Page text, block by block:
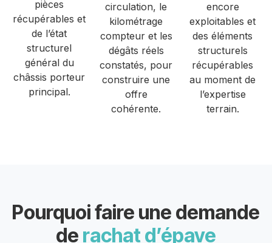
pièces
récupérables et
de l’état
structurel
général du
châssis porteur
principal.
circulation, le
kilométrage
compteur et les
dégâts réels
constatés, pour
construire une
offre
cohérente.
encore
exploitables et
des éléments
structurels
récupérables
au moment de
l’expertise
terrain.
Pourquoi faire une demande
de rachat d’épave